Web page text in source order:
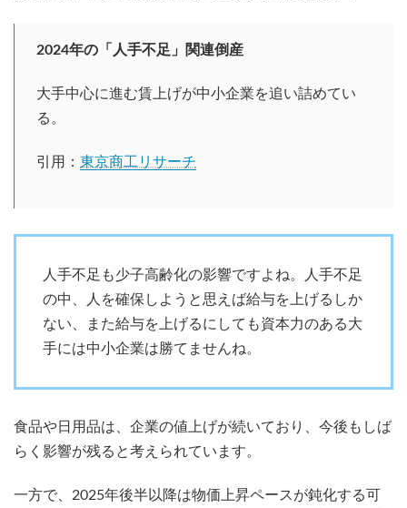
2024年の「人手不足」関連倒産
大手中心に進む賃上げが中小企業を追い詰めてい
る。
引用： 東京商工リサーチ
人手不足も少子高齢化の影響ですよね。人手不足
の中、人を確保しようと思えば給与を上げるしか
ない、また給与を上げるにしても資本力のある大
手には中小企業は勝てませんね。
食品や日用品は、企業の値上げが続いており、今後もしば
らく影響が残ると考えられています。
一方で、2025年後半以降は物価上昇ペースが鈍化する可